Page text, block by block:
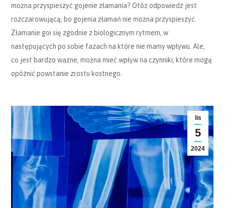
można przyspieszyć gojenie złamania? Otóż odpowiedź jest
rozczarowującą, bo gojenia złamań nie można przyspieszyć.
Złamanie goi się zgodnie z biologicznym rytmem, w
następujących po sobie fazach na które nie mamy wpływu. Ale,
co jest bardzo ważne, można mieć wpływ na czynniki, które mogą
opóźnić powstanie zrostu kostnego.
lis
5
2024